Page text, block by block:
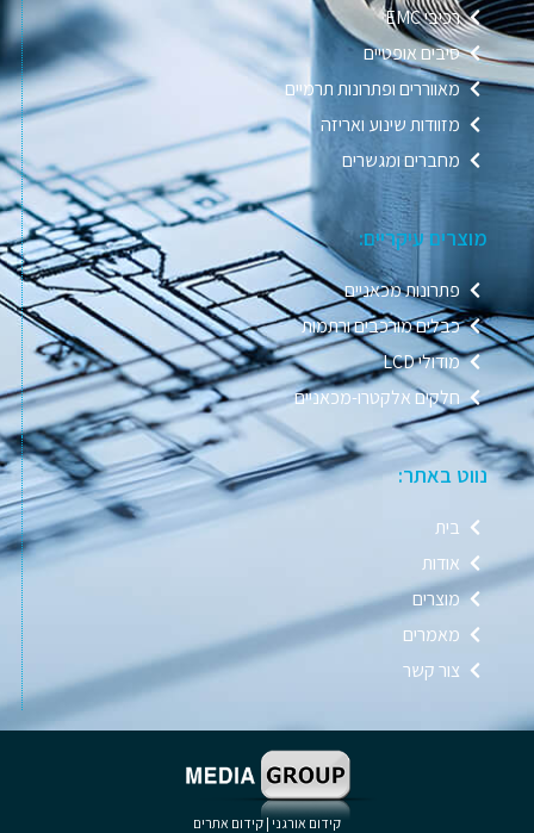
נווט באתר:
בית
אודות
מוצרים
מאמרים
צור קשר
מוצרים עיקריים:
פתרונות מכאניים
כבלים מורכבים ורתמות
מודולי LCD
חלקים אלקטרו-מכאניים
רכיבי EMC
סיבים אופטיים
מאווררים ופתרונות תרמיים
מזוודות שינוע ואריזה
מחברים ומגשרים
קידום אורגני | קידום אתרים